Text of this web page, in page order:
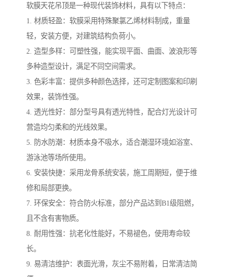
软膜天花吊顶是一种现代装饰材料，具有以下特点：
1. 材质轻盈：软膜采用特殊聚氯乙烯材料制成，重量
轻，安装方便，对建筑结构负荷小。
2. 造型多样：可塑性强，能实现平面、曲面、波浪形等
多种造型设计，满足不同空间需求。
3. 色彩丰富：提供多种颜色选择，还可定制图案和印刷
效果，装饰性强。
4. 透光性好：部分型号具有透光特性，配合灯光设计可
营造均匀柔和的光线效果。
5. 防水防潮：材质本身不吸水，适合潮湿环境如浴室、
游泳池等场所使用。
6. 安装快捷：采用龙骨系统安装，施工周期短，便于维
修和局部更换。
7. 环保安全：符合防火标准，部分产品达到B1级阻燃，
且不含有害物质。
8. 耐用性强：抗老化性能好，不易褪色，使用寿命较
长。
9. 易清洁维护：表面光滑，灰尘不易附着，日常清洁简